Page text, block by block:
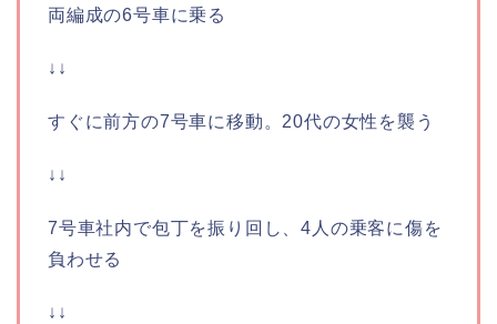
両編成の6号車に乗る
↓↓
すぐに前方の7号車に移動。20代の女性を襲う
↓↓
7号車社内で包丁を振り回し、4人の乗客に傷を
負わせる
↓↓